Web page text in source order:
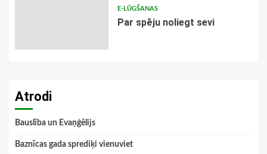
E-LŪGŠANAS
Par spēju noliegt sevi
Atrodi
Bauslība un Evaņģēlijs
Baznīcas gada sprediķi vienuviet